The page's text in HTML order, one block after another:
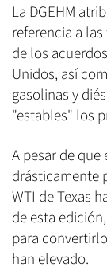
La DGEHM
referencia a
de los
Unidos, así
gasolinas y
"estables" los
A pesar de
drásticamente
WTI de Texas
de esta
para
han elevado.